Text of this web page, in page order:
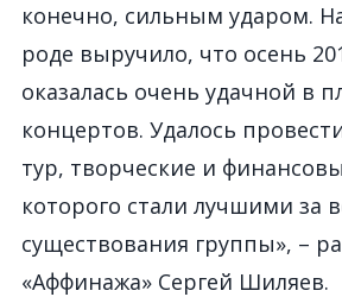
конечно, сильным ударом.
роде выручило, что осень
оказалась очень удачной в
концертов. Удалось
тур, творческие и
которого стали лучшими за
существования группы», –
«Аффинажa» Сергей Шиляев.